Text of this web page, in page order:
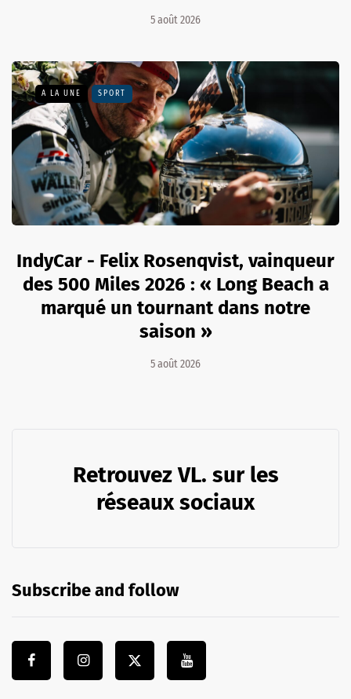
5 août 2026
A LA UNE SPORT
IndyCar - Felix Rosenqvist, vainqueur
des 500 Miles 2026 : « Long Beach a
marqué un tournant dans notre
saison »
5 août 2026
Retrouvez VL. sur les
réseaux sociaux
Subscribe and follow